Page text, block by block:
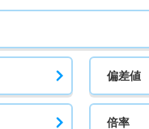
偏差値
倍率